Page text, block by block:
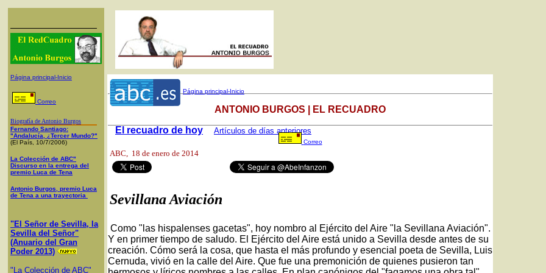
Página principal-Inicio
Correo
Biografía de Antonio Burgos
Fernando Santiago:
"Andalucía, ¿Tercer Mundo?"
(El País, 10/7/2006)
La Colección de ABC"
Discurso en la entrega del
premio Luca de Tena
Antonio Burgos, premio Luca
de Tena a una trayectoria
"El Señor de Sevilla, la
Sevilla del Señor"
(Anuario del Gran
Poder 2013)
"La Colección de ABC"
Página principal-Inicio
El recuadro de hoy Artículos de días anteriores
ANTONIO BURGOS | EL RECUADRO
Correo
ABC, 18 de enero de 2014
Sevillana Aviación
Como "las hispalenses gacetas", hoy nombro al Ejército del Aire "la Sevillana Aviación".
Y en primer tiempo de saludo. El Ejército del Aire está unido a Sevilla desde antes de su
creación. Cómo será la cosa, que hasta el más profundo y esencial poeta de Sevilla, Luis
Cernuda, vivió en la calle del Aire. Que fue una premonición de quienes pusieron tan